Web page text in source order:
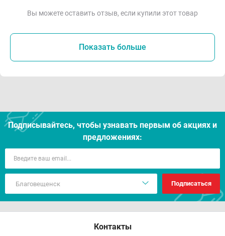
Вы можете оставить отзыв, если купили этот товар
Показать больше
Подписывайтесь, чтобы узнавать первым об акцияx и
предложениях:
Подписаться
Контакты